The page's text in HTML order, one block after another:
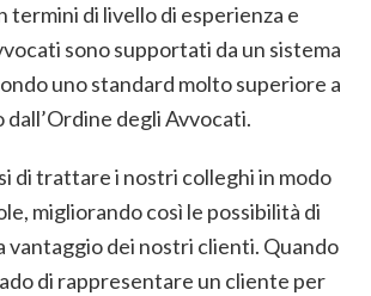
termini di livello di esperienza e
sono supportati da un sistema
uno standard molto superiore a
degli Avvocati.
di trattare i nostri colleghi in modo
migliorando così le possibilità di
vantaggio dei nostri clienti. Quando
di rappresentare un cliente per